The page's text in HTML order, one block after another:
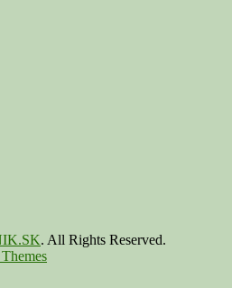
. All Rights Reserved.